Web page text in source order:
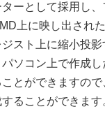
ーとして採用し
上に映し出され
ジスト上に縮小投
パソコン上で作成
とができますの
ることができます